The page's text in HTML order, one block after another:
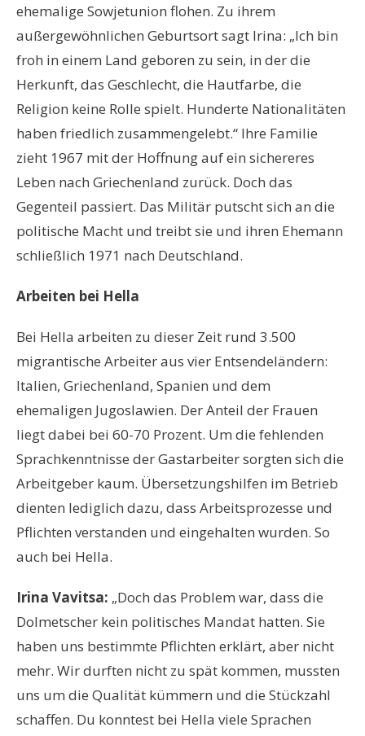
ehemalige Sowjetunion flohen. Zu ihrem
außergewöhnlichen Geburtsort sagt Irina: „Ich bin
froh in einem Land geboren zu sein, in der die
Herkunft, das Geschlecht, die Hautfarbe, die
Religion keine Rolle spielt. Hunderte Nationalitäten
haben friedlich zusammengelebt.“ Ihre Familie
zieht 1967 mit der Hoffnung auf ein sichereres
Leben nach Griechenland zurück. Doch das
Gegenteil passiert. Das Militär putscht sich an die
politische Macht und treibt sie und ihren Ehemann
schließlich 1971 nach Deutschland.
Arbeiten bei Hella
Bei Hella arbeiten zu dieser Zeit rund 3.500
migrantische Arbeiter aus vier Entsendeländern:
Italien, Griechenland, Spanien und dem
ehemaligen Jugoslawien. Der Anteil der Frauen
liegt dabei bei 60-70 Prozent. Um die fehlenden
Sprachkenntnisse der Gastarbeiter sorgten sich die
Arbeitgeber kaum. Übersetzungshilfen im Betrieb
dienten lediglich dazu, dass Arbeitsprozesse und
Pflichten verstanden und eingehalten wurden. So
auch bei Hella.
Irina Vavitsa: „Doch das Problem war, dass die
Dolmetscher kein politisches Mandat hatten. Sie
haben uns bestimmte Pflichten erklärt, aber nicht
mehr. Wir durften nicht zu spät kommen, mussten
uns um die Qualität kümmern und die Stückzahl
schaffen. Du konntest bei Hella viele Sprachen